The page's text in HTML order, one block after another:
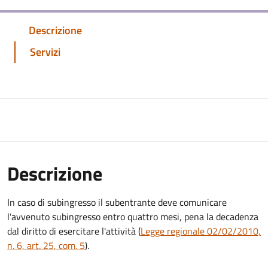
Descrizione
Servizi
Descrizione
In caso di subingresso il subentrante deve comunicare
l'avvenuto subingresso entro quattro mesi, pena la decadenza
dal diritto di esercitare l'attività (Legge regionale 02/02/2010,
n. 6, art. 25, com. 5).